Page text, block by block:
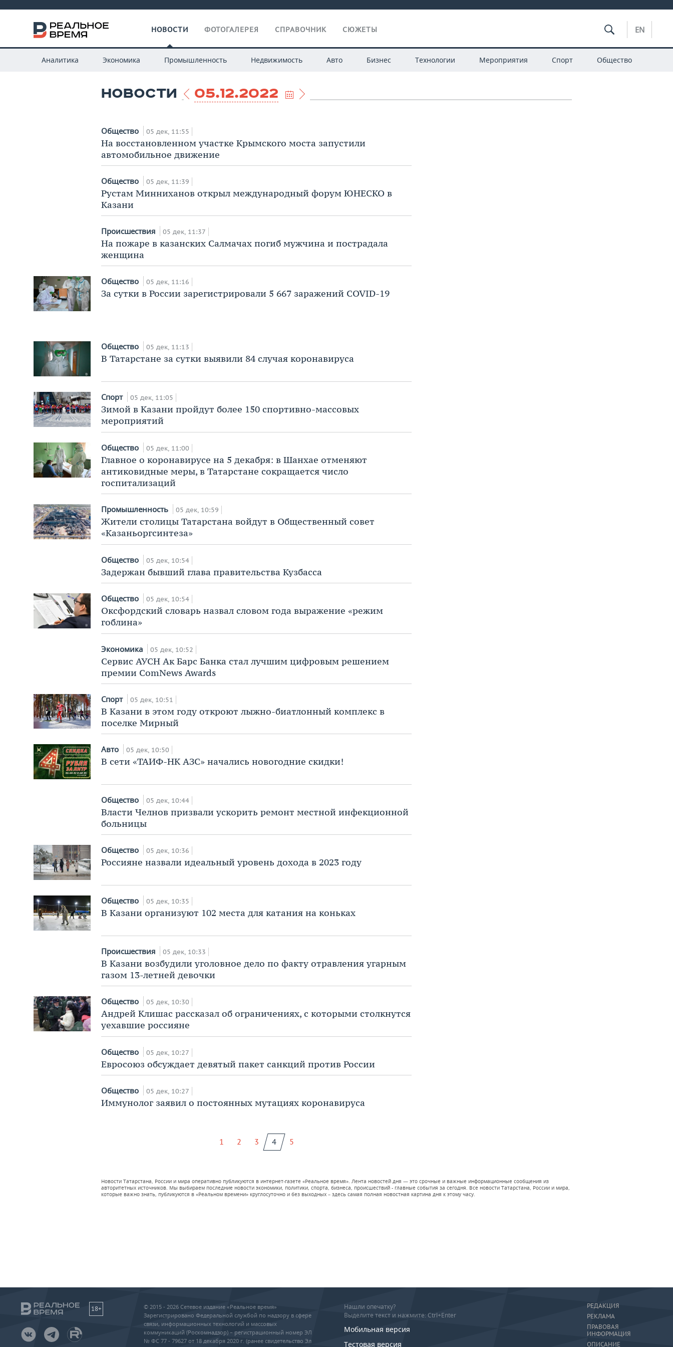
НОВОСТИ ФОТОГАЛЕРЕЯ СПРАВОЧНИК СЮЖЕТЫ EN
Аналитика Экономика Промышленность Недвижимость Авто Бизнес Технологии Мероприятия Спорт Общество
НОВОСТИ 05.12.2022
Общество 05 дек, 11:55
На восстановленном участке Крымского моста запустили
автомобильное движение
Общество 05 дек, 11:39
Рустам Минниханов открыл международный форум ЮНЕСКО в
Казани
Происшествия 05 дек, 11:37
На пожаре в казанских Салмачах погиб мужчина и пострадала
женщина
Общество 05 дек, 11:16
За сутки в России зарегистрировали 5 667 заражений COVID-19
Общество 05 дек, 11:13
В Татарстане за сутки выявили 84 случая коронавируса
Спорт 05 дек, 11:05
Зимой в Казани пройдут более 150 спортивно-массовых
мероприятий
Общество 05 дек, 11:00
Главное о коронавирусе на 5 декабря: в Шанхае отменяют
антиковидные меры, в Татарстане сокращается число
госпитализаций
Промышленность 05 дек, 10:59
Жители столицы Татарстана войдут в Общественный совет
«Казаньоргсинтеза»
Общество 05 дек, 10:54
Задержан бывший глава правительства Кузбасса
Общество 05 дек, 10:54
Оксфордский словарь назвал словом года выражение «режим
гоблина»
Экономика 05 дек, 10:52
Сервис АУСН Ак Барс Банка стал лучшим цифровым решением
премии ComNews Awards
Спорт 05 дек, 10:51
В Казани в этом году откроют лыжно-биатлонный комплекс в
поселке Мирный
Авто 05 дек, 10:50
В сети «ТАИФ-НК АЗС» начались новогодние скидки!
Общество 05 дек, 10:44
Власти Челнов призвали ускорить ремонт местной инфекционной
больницы
Общество 05 дек, 10:36
Россияне назвали идеальный уровень дохода в 2023 году
Общество 05 дек, 10:35
В Казани организуют 102 места для катания на коньках
Происшествия 05 дек, 10:33
В Казани возбудили уголовное дело по факту отравления угарным
газом 13-летней девочки
Общество 05 дек, 10:30
Андрей Клишас рассказал об ограничениях, с которыми столкнутся
уехавшие россияне
Общество 05 дек, 10:27
Евросоюз обсуждает девятый пакет санкций против России
Общество 05 дек, 10:27
Иммунолог заявил о постоянных мутациях коронавируса
1 2 3 4 5
Новости Татарстана, России и мира оперативно публикуются в интернет-газете «Реальное время». Лента новостей дня — это срочные и важные информационные сообщения из
авторитетных источников. Мы выбираем последние новости экономики, политики, спорта, бизнеса, происшествий - главные события за сегодня. Все новости Татарстана, России и мира,
которые важно знать, публикуются в «Реальном времени» круглосуточно и без выходных – здесь самая полная новостная картина дня к этому часу.
18+
© 2015 - 2026 Сетевое издание «Реальное время»
Зарегистрировано Федеральной службой по надзору в сфере
связи, информационных технологий и массовых
коммуникаций (Роскомнадзор) – регистрационный номер ЭЛ
№ ФС 77 - 79627 от 18 декабря 2020 г. (ранее свидетельство Эл
Нашли опечатку?
Выделите текст и нажмите: Ctrl+Enter
Мобильная версия
Тестовая версия
РЕДАКЦИЯ
РЕКЛАМА
ПРАВОВАЯ
ИНФОРМАЦИЯ
ОПИСАНИЕ